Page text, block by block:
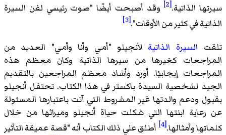
الذاتية.[2] وقد أصبحت أيضًا "صوت رئيسي لفن السيرة
في كثير من الأوقات".[3]
السيرة الذاتيةلأنجيلو "أمي وأنا وأمي" العديد من
كغيرها من سيرها الذاتية وكان معظم هذه
إيجابيًا. أورد وأشاد معظم المراجعين بالتقديم
لشخصية السيدة باكستر في هذا الكتاب. تحتفل أنجيلو
ودعم والدتها غير المشروط التي آتت باعتبارها المسئولة
ابنتها التي شكلت حياة أنجيلو وميراثها من خلال
وأمثالها.[4] أطلق علي ذلك الكتاب أنه "قصة عميقة التأثير